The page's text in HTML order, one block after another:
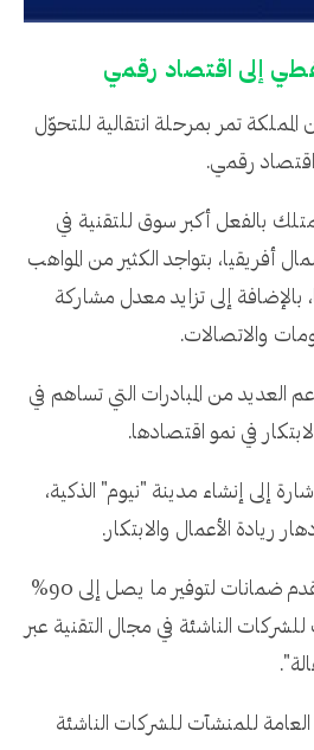
إلى اقتصاد رقمي
تمر بمرحلة انتقالية للتحوّل
رقمي.
بالفعل أكبر سوق للتقنية في
أفريقيا، بتواجد الكثير من المواهب
بالإضافة إلى تزايد معدل مشاركة
والاتصالات.
العديد من المبادرات التي تساهم في
في نمو اقتصادها.
إلى إنشاء مدينة "نيوم" الذكية،
ريادة الأعمال والابتكار.
ولفت التقرير أن المملكة تقدم ضمانات لتوفير ما يصل إلى 90%
الناشئة في مجال التقنية عبر
العامة للمنشآت للشركات الناشئة